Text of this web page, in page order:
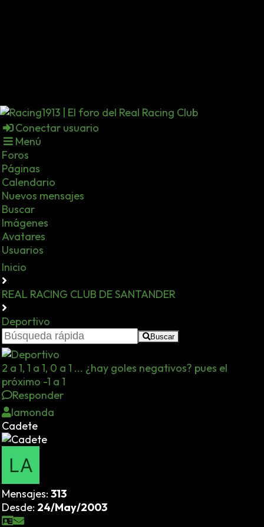
Conectar usuario
Menú
Foros
Páginas
Calendario
Nuevos mensajes
Buscar
Imágenes
Avatares
Usuarios
Inicio
REAL RACING CLUB DE SANTANDER
Deportivo
Buscar
2 a 1, 1 a 1, 0 a 1 ... ¿hay goles negativos? pues el
próximo -1 a 1
Responder
lamonda
Cadete
Mensajes: 313
Desde: 24/May/2003